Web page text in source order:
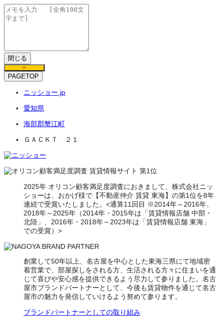
閉じる
保存
PAGETOP
ニッショー.jp
愛知県
海部郡蟹江町
ＧＡＣＫＴ ２１
2025年 オリコン顧客満足度調査におきまして、株式会社ニッ
ショーは、おかげ様で【不動産仲介 賃貸 東海】の第1位を8年
連続で受賞いたしました。<通算11回目 ※2014年～2016年、
2018年～2025年（2014年・2015年は「賃貸情報店舗 中部・
北陸」、2016年・2018年～2023年は「賃貸情報店舗 東海」
での受賞）>
創業して50年以上、名古屋を中心とした東海三県にて地域密
着営業で、部屋探しをされる方、生活される方々に住まいを通
じて喜びや安心感を提供できるよう尽力して参りました。名古
屋市ブランドパートナーとして、今後も賃貸物件を通じて名古
屋市の魅力を発信していけるよう努めて参ります。
ブランドパートナーとしての取り組み